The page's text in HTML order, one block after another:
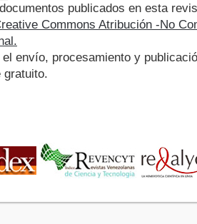
publicados en esta
Commons Atribución -No
el envío, procesamiento y
gratuito.